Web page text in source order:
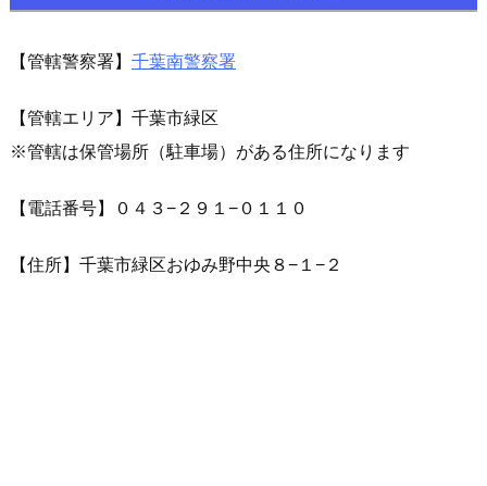
【管轄警察署】 千葉南警察署
【管轄エリア】 千葉市緑区
※管轄は保管場所（駐車場）がある住所になります
【電話番号】０４３−２９１−０１１０
【住所】千葉市緑区おゆみ野中央８−１−２